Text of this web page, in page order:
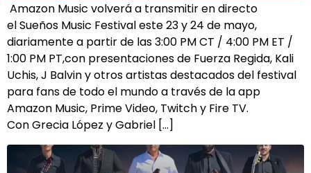
Amazon Music volverá a transmitir en directo
el Sueños Music Festival este 23 y 24 de mayo,
diariamente a partir de las 3:00 PM CT / 4:00 PM ET /
1:00 PM PT,con presentaciones de Fuerza Regida, Kali
Uchis, J Balvin y otros artistas destacados del festival
para fans de todo el mundo a través de la app
Amazon Music, Prime Video, Twitch y Fire TV.
Con Grecia López y Gabriel […]